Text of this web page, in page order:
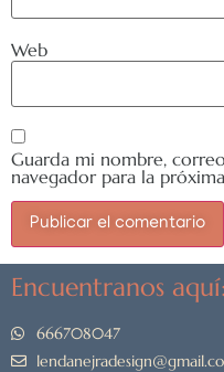
Web
Guarda mi nombre,
navegador para la
Encuentranos aquí:
666708047